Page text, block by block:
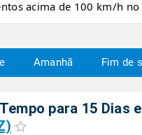
acima de 100 km/h no
Amanhã Fim de
para 15 Dias